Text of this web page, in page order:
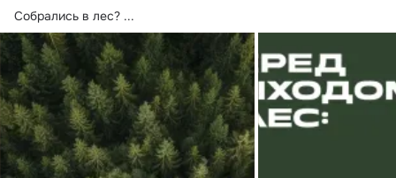
Собрались в лес? ...